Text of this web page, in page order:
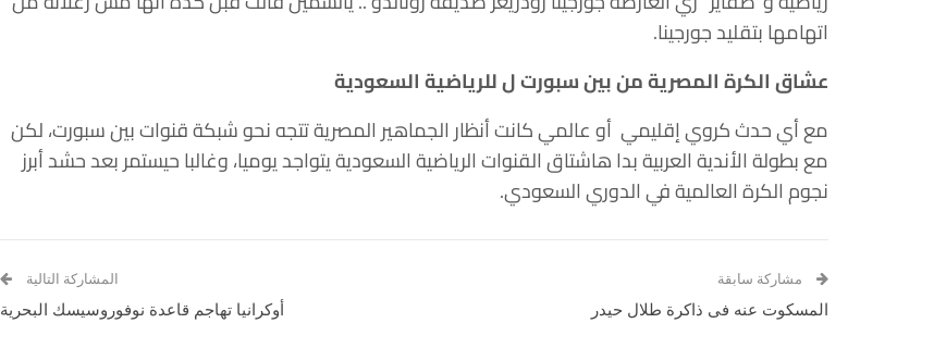
اتهامها بتقليد جورجينا.
عشاق الكرة المصرية من بين سبورت ل للرياضية السعودية
مع أي حدث كروي إقليمي أو عالمي كانت أنظار الجماهير المصرية تتجه نحو شبكة قنوات بين سبورت، لكن
مع بطولة الأندية العربية بدا هاشتاق القنوات الرياضية السعودية يتواجد يوميا، وغالبا حيستمر بعد حشد أبرز
نجوم الكرة العالمية في الدوري السعودي.
مشاركة سابقة
المسكوت عنه فى ذاكرة طلال حيدر
المشاركة التالية
أوكرانيا تهاجم قاعدة نوفوروسيسك البحرية